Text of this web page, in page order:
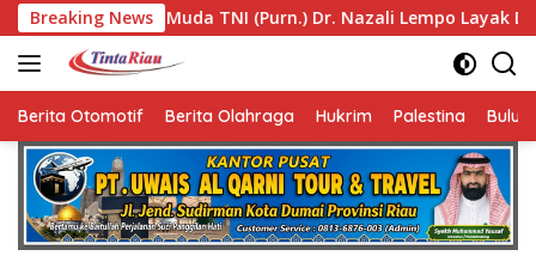
Langsung
ke
konten
Breaking News
Dr. Nazali Lempo Layak Dipertimbangkan sebagai
Berita Otomotif Berita Olahraga Hukrim Palestina